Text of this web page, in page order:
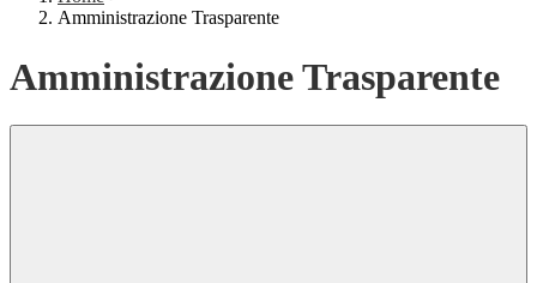
Amministrazione Trasparente
Amministrazione Trasparente